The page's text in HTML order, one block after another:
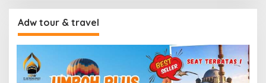
Adw tour & travel